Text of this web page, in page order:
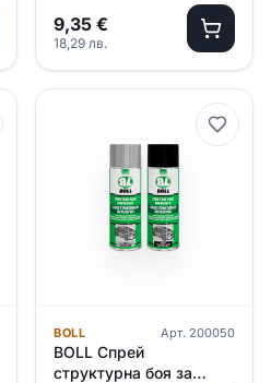
RUGGINE /черен/ –
400мл
9,35 €
18,29 лв.
BOLL Арт. 200050
BOLL Спрей
структурна боя за